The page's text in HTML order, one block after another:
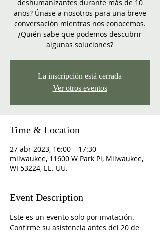
deshumanizantes durante más de 10
años? Únase a nosotros para una breve
conversación mientras nos conocemos.
¿Quién sabe que podemos descubrir
algunas soluciones?
La inscripción está cerrada
Ver otros eventos
Time & Location
27 abr 2023, 16:00 – 17:30
milwaukee, 11600 W Park Pl, Milwaukee,
WI 53224, EE. UU.
Event Description
Este es un evento solo por invitación.
Confirme su asistencia antes del 20 de